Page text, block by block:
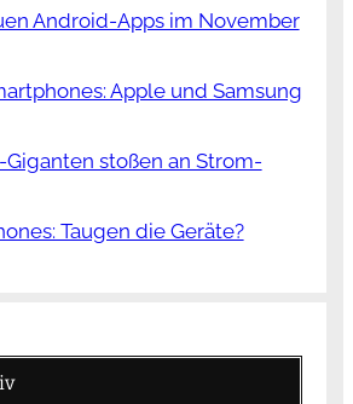
Android-Apps im November
Apple und Samsung
Giganten stoßen an Strom-
Taugen die Geräte?